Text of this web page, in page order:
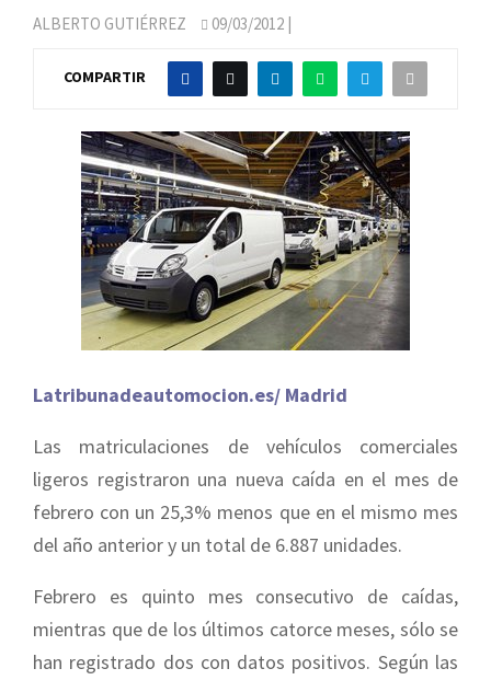
ALBERTO GUTIÉRREZ 09/03/2012 |
COMPARTIR
Latribunadeautomocion.es/ Madrid
Las matriculaciones de vehículos comerciales
ligeros registraron una nueva caída en el mes de
febrero con un 25,3% menos que en el mismo mes
del año anterior y un total de 6.887 unidades.
Febrero es quinto mes consecutivo de caídas,
mientras que de los últimos catorce meses, sólo se
han registrado dos con datos positivos. Según las